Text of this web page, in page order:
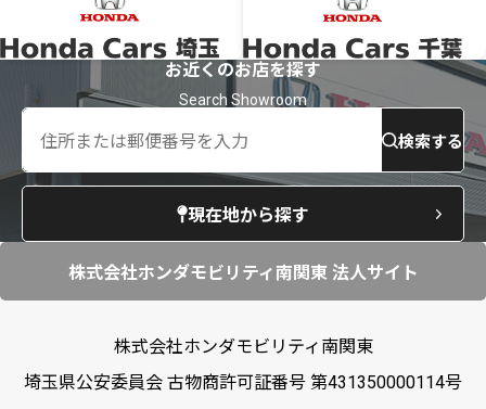
お近くのお店を探す
検索する
現在地から探す
株式会社ホンダモビリティ南関東 法人サイト
株式会社ホンダモビリティ南関東
埼玉県公安委員会 古物商許可証番号 第431350000114号